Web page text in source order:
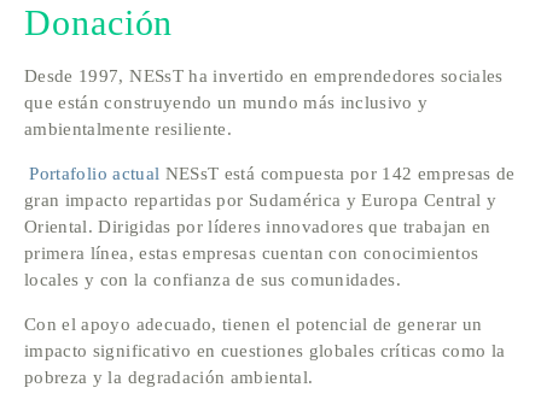
Donación
Desde 1997, NESsT ha invertido en emprendedores sociales
que están construyendo un mundo más inclusivo y
ambientalmente resiliente.
Portafolio actual NESsT está compuesta por 142 empresas de
gran impacto repartidas por Sudamérica y Europa Central y
Oriental. Dirigidas por líderes innovadores que trabajan en
primera línea, estas empresas cuentan con conocimientos
locales y con la confianza de sus comunidades.
Con el apoyo adecuado, tienen el potencial de generar un
impacto significativo en cuestiones globales críticas como la
pobreza y la degradación ambiental.